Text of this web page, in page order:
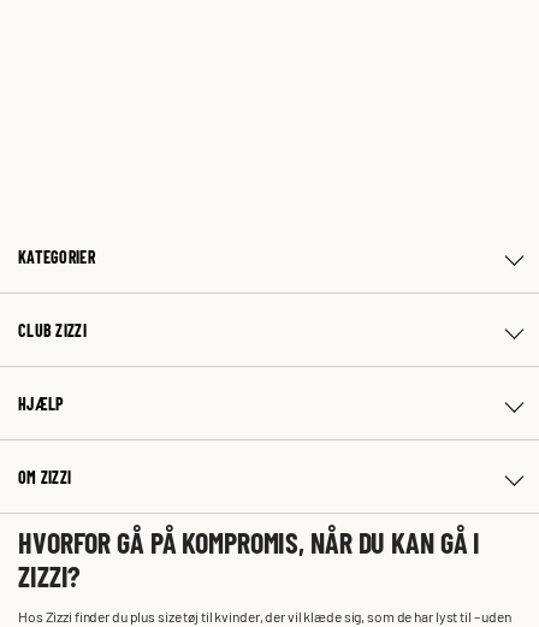
KATEGORIER
CLUB ZIZZI
HJÆLP
OM ZIZZI
HVORFOR GÅ PÅ KOMPROMIS, NÅR DU KAN GÅ I
ZIZZI?
Hos Zizzi finder du plus size tøj til kvinder, der vil klæde sig, som de har lyst til – uden